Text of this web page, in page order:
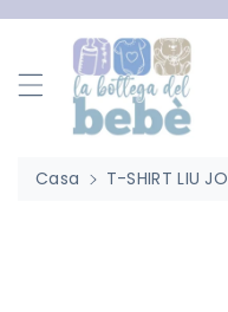
Casa
T-SHIRT LIU JO